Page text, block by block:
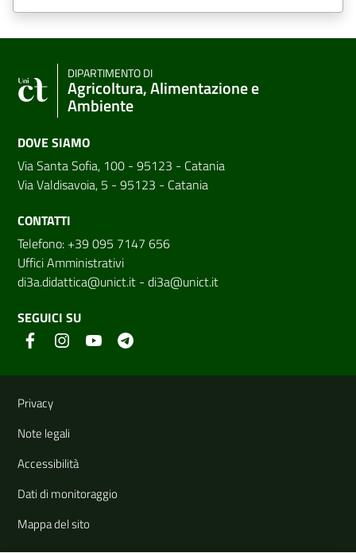
DIPARTIMENTO DI
Agricoltura, Alimentazione e
Ambiente
DOVE SIAMO
Via Santa Sofia, 100 - 95123 - Catania
Via Valdisavoia, 5 - 95123 - Catania
CONTATTI
Telefono: +39 095 7147 656
Uffici Amministrativi
di3a.didattica@unict.it - di3a@unict.it
SEGUICI SU
Link e informazioni utili
Privacy
Note legali
Accessibilità
Dati di monitoraggio
Mappa del sito